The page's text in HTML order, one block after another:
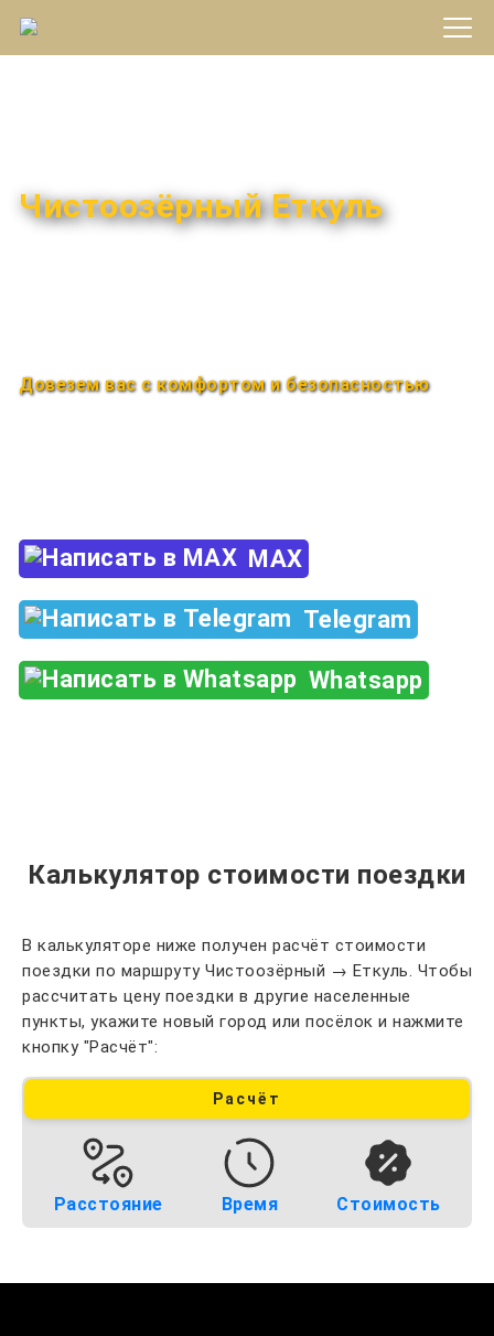
Чистоозёрный Еткуль
Довезем вас с комфортом и безопасностью
MAX
Telegram
Whatsapp
Калькулятор стоимости поездки
В калькуляторе ниже получен расчёт стоимости
поездки по маршруту Чистоозёрный → Еткуль. Чтобы
рассчитать цену поездки в другие населенные
пункты, укажите новый город или посёлок и нажмите
кнопку "Расчёт":
Расчёт
Расстояние Время Стоимость